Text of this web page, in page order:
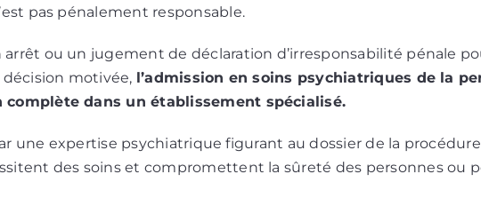
pas pénalement responsable.
ou un jugement de déclaration d’irresponsabilité pénale
motivée, l’admission en soins psychiatriques de la
complète dans un établissement spécialisé.
une expertise psychiatrique figurant au dossier de la
des soins et compromettent la sûreté des personnes ou